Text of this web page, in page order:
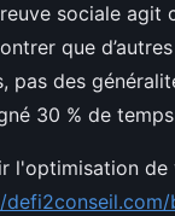
sociale agit
que
pas des
30 % de
l'optimisation